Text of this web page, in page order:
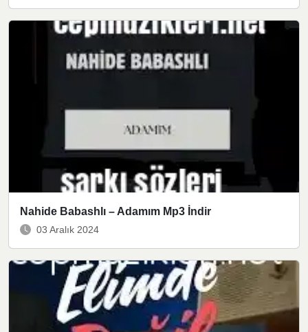
Nahide Babashlı – Adamım Mp3 İndir
03 Aralık 2024